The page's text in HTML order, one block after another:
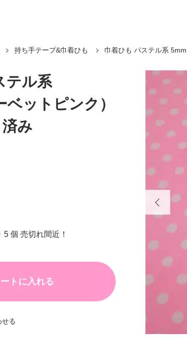
持ち手テープ&巾着ひも 巾着ひも パステル系
テル系
ットピンク）
み
5 個 売切れ間近！
トに入れる
せる